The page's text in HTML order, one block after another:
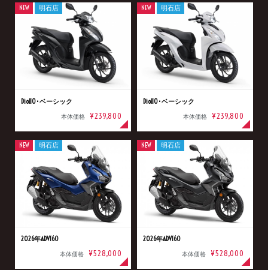
Dio110･ベーシック
本体価格 ¥239,800
NEW 明石店
Dio110･ベーシック
本体価格 ¥239,800
NEW 明石店
2026年ADV160
本体価格 ¥528,000
NEW 明石店
2026年ADV160
本体価格 ¥528,000
NEW 明石店